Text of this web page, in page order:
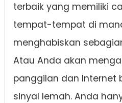
terbaik yang memiliki
tempat-tempat di
menghabiskan
Atau Anda akan
panggilan dan Internet
sinyal lemah. Anda